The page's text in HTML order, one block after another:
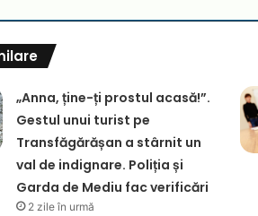
„Anna, ține-ți prostul acasă!”.
Gestul unui turist pe
Transfăgărășan a stârnit un
val de indignare. Poliția și
Garda de Mediu fac verificări
2 zile în urmă